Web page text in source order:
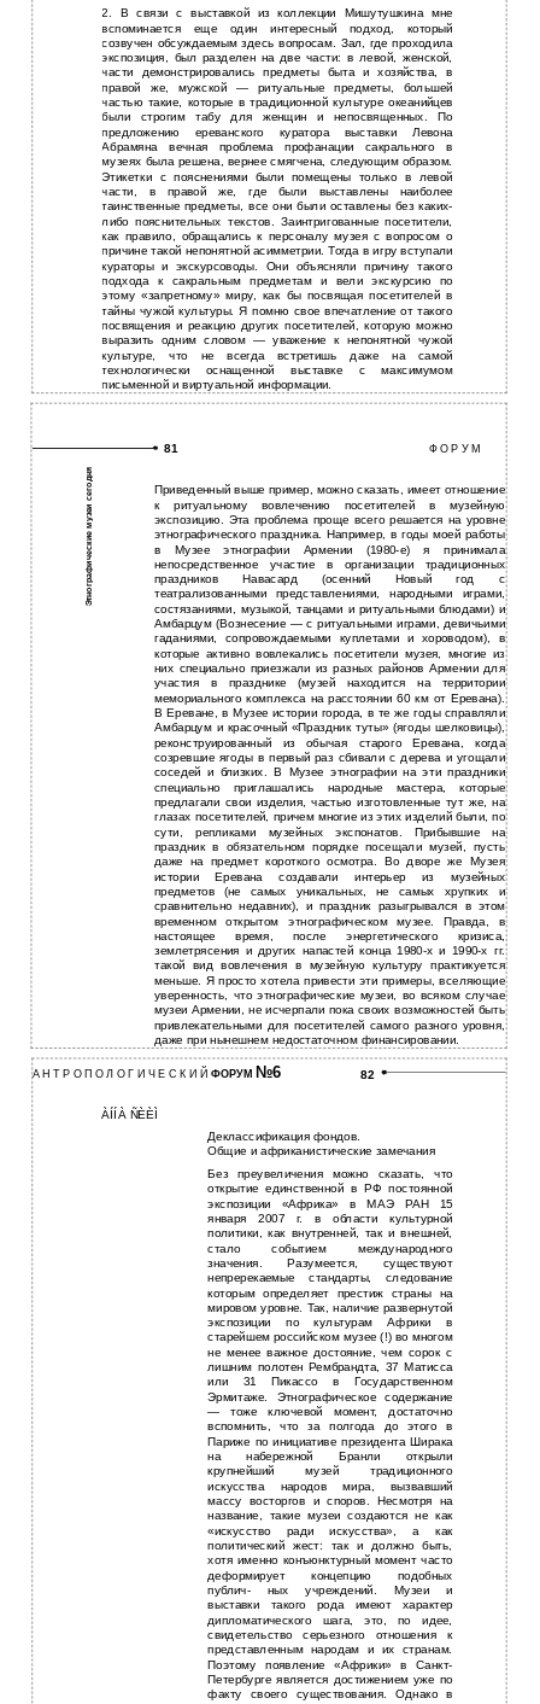
2. В связи с выставкой из коллекции Мишутушкина мне
вспоминается еще один интересный подход, который
созвучен обсуждаемым здесь вопросам. Зал, где проходила
экспозиция, был разделен на две части: в левой, женской,
части демонстрировались предметы быта и хозяйства, в
правой же, мужской — ритуальные предметы, большей
частью такие, которые в традиционной культуре океанийцев
были строгим табу для женщин и непосвященных. По
предложению ереванского куратора выставки Левона
Абрамяна вечная проблема профанации сакрального в
музеях была решена, вернее смягчена, следующим образом.
Этикетки с пояснениями были помещены только в левой
части, в правой же, где были выставлены наиболее
таинственные предметы, все они были оставлены без каких-
либо пояснительных текстов. Заинтригованные посетители,
как правило, обращались к персоналу музея с вопросом о
причине такой непонятной асимметрии. Тогда в игру вступали
кураторы и экскурсоводы. Они объясняли причину такого
подхода к сакральным предметам и вели экскурсию по
этому «запретному» миру, как бы посвящая посетителей в
тайны чужой культуры. Я помню свое впечатление от такого
посвящения и реакцию других посетителей, которую можно
выразить одним словом — уважение к непонятной чужой
культуре, что не всегда встретишь даже на самой
технологически оснащенной выставке с максимумом
письменной и виртуальной информации.
Этнографические музеи сегодня
81 Ф О Р У М
Приведенный выше пример, можно сказать, имеет отношение
к ритуальному вовлечению посетителей в музейную
экспозицию. Эта проблема проще всего решается на уровне
этнографического праздника. Например, в годы моей работы
в Музее этнографии Армении (1980-е) я принимала
непосредственное участие в организации традиционных
праздников Навасард (осенний Новый год с
театрализованными представлениями, народными играми,
состязаниями, музыкой, танцами и ритуальными блюдами) и
Амбарцум (Вознесение — с ритуальными играми, девичьими
гаданиями, сопровождаемыми куплетами и хороводом), в
которые активно вовлекались посетители музея, многие из
них специально приезжали из разных районов Армении для
участия в празднике (музей находится на территории
мемориального комплекса на расстоянии 60 км от Еревана).
В Ереване, в Музее истории города, в те же годы справляли
Амбарцум и красочный «Праздник туты» (ягоды шелковицы),
реконструированный из обычая старого Еревана, когда
созревшие ягоды в первый раз сбивали с дерева и угощали
соседей и близких. В Музее этнографии на эти праздники
специально приглашались народные мастера, которые
предлагали свои изделия, частью изготовленные тут же, на
глазах посетителей, причем многие из этих изделий были, по
сути, репликами музейных экспонатов. Прибывшие на
праздник в обязательном порядке посещали музей, пусть
даже на предмет короткого осмотра. Во дворе же Музея
истории Еревана создавали интерьер из музейных
предметов (не самых уникальных, не самых хрупких и
сравнительно недавних), и праздник разыгрывался в этом
временном открытом этнографическом музее. Правда, в
настоящее время, после энергетического кризиса,
землетрясения и других напастей конца 1980-х и 1990-х гг.
такой вид вовлечения в музейную культуру практикуется
меньше. Я просто хотела привести эти примеры, вселяющие
уверенность, что этнографические музеи, во всяком случае
музеи Армении, не исчерпали пока своих возможностей быть
привлекательными для посетителей самого разного уровня,
даже при нынешнем недостаточном финансировании.
А Н Т Р О П О Л О Г И Ч Е С К И ЙФОРУМ №6 82
ÀÍÍÀ ÑÈÈÌ
Деклассификация фондов.
Общие и африканистические замечания
Без преувеличения можно сказать, что
открытие единственной в РФ постоянной
экспозиции «Африка» в МАЭ РАН 15
января 2007 г. в области культурной
политики, как внутренней, так и внешней,
стало событием международного
значения. Разумеется, существуют
непререкаемые стандарты, следование
которым определяет престиж страны на
мировом уровне. Так, наличие развернутой
экспозиции по культурам Африки в
старейшем российском музее (!) во многом
не менее важное достояние, чем сорок с
лишним полотен Рембрандта, 37 Матисса
или 31 Пикассо в Государственном
Эрмитаже. Этнографическое содержание
— тоже ключевой момент, достаточно
вспомнить, что за полгода до этого в
Париже по инициативе президента Ширака
на набережной Бранли открыли
крупнейший музей традиционного
искусства народов мира, вызвавший
массу восторгов и споров. Несмотря на
название, такие музеи создаются не как
«искусство ради искусства», а как
политический жест: так и должно быть,
хотя именно конъюнктурный момент часто
деформирует концепцию подобных
публич- ных учреждений. Музеи и
выставки такого рода имеют характер
дипломатического шага, это, по идее,
свидетельство серьезного отношения к
представленным народам и их странам.
Поэтому появление «Африки» в Санкт-
Петербурге является достижением уже по
факту своего существования. Однако в